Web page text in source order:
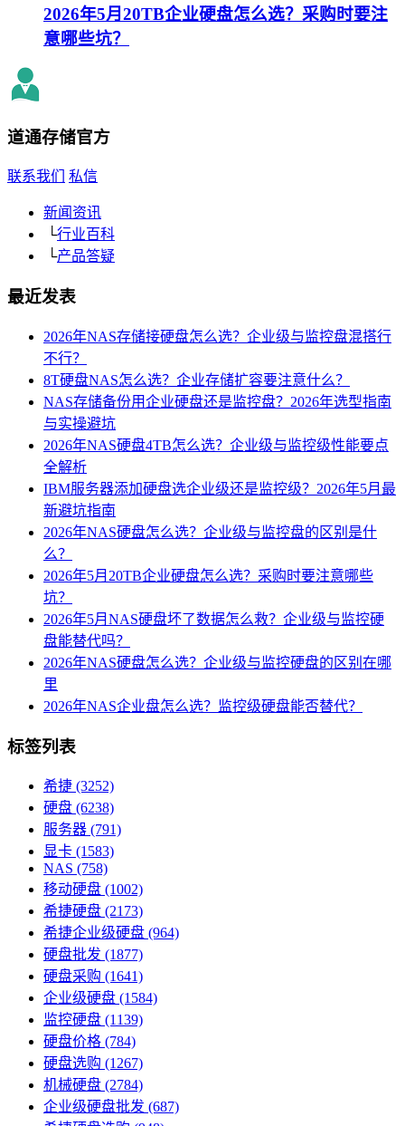
2026年5月20TB企业硬盘怎么选？采购时要注
意哪些坑？
道通存储官方
联系我们 私信
新闻资讯
└行业百科
└产品答疑
最近发表
2026年NAS存储接硬盘怎么选？企业级与监控盘混搭行
不行？
8T硬盘NAS怎么选？企业存储扩容要注意什么？
NAS存储备份用企业硬盘还是监控盘？2026年选型指南
与实操避坑
2026年NAS硬盘4TB怎么选？企业级与监控级性能要点
全解析
IBM服务器添加硬盘选企业级还是监控级？2026年5月最
新避坑指南
2026年NAS硬盘怎么选？企业级与监控盘的区别是什
么？
2026年5月20TB企业硬盘怎么选？采购时要注意哪些
坑？
2026年5月NAS硬盘坏了数据怎么救？企业级与监控硬
盘能替代吗？
2026年NAS硬盘怎么选？企业级与监控硬盘的区别在哪
里
2026年NAS企业盘怎么选？监控级硬盘能否替代？
标签列表
希捷 (3252)
硬盘 (6238)
服务器 (791)
显卡 (1583)
NAS (758)
移动硬盘 (1002)
希捷硬盘 (2173)
希捷企业级硬盘 (964)
硬盘批发 (1877)
硬盘采购 (1641)
企业级硬盘 (1584)
监控硬盘 (1139)
硬盘价格 (784)
硬盘选购 (1267)
机械硬盘 (2784)
企业级硬盘批发 (687)